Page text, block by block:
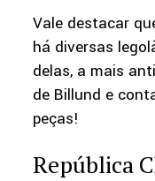
Vale destacar
há diversas
delas, a mais
de Billund e
peças!
República